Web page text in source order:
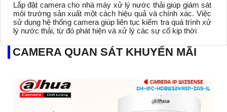
Lắp đặt camera cho nhà máy xử lý nước thải giúp giám sát
môi trường sản xuất một cách hiệu quả và chính xác. Việc
sử dụng hệ thống camera giúp liên tục kiểm tra quá trình xử
lý nước thải, từ đó phát hiện và xử lý các sự cố kịp thời
CAMERA QUAN SÁT KHUYẾN MÃI